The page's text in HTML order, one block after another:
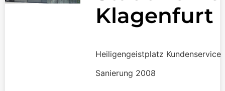
Klagenfurt
Heiligengeistplatz Kundenservice
Sanierung 2008